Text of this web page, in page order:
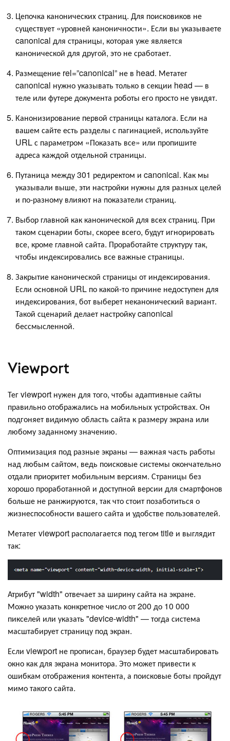
Цепочка канонических страниц. Для поисковиков не
существует «уровней каноничности». Если вы указываете
canonical для страницы, которая уже является
канонической для другой, это не сработает.
Размещение rel=”canonical” не в head. Метатег
canonical нужно указывать только в секции head — в
теле или футере документа роботы его просто не увидят.
Канонизирование первой страницы каталога. Если на
вашем сайте есть разделы с пагинацией, используйте
URL с параметром «Показать все» или пропишите
адреса каждой отдельной страницы.
Путаница между 301 редиректом и canonical. Как мы
указывали выше, эти настройки нужны для разных целей
и по-разному влияют на показатели страниц.
Выбор главной как канонической для всех страниц. При
таком сценарии боты, скорее всего, будут игнорировать
все, кроме главной сайта. Проработайте структуру так,
чтобы индексировались все важные страницы.
Закрытие канонической страницы от индексирования.
Если основной URL по какой-то причине недоступен для
индексирования, бот выберет неканонический вариант.
Такой сценарий делает настройку canonical
бессмысленной.
Viewport
Тег viewport нужен для того, чтобы адаптивные сайты
правильно отображались на мобильных устройствах. Он
подгоняет видимую область сайта к размеру экрана или
любому заданному значению.
Оптимизация под разные экраны — важная часть работы
над любым сайтом, ведь поисковые системы окончательно
отдали приоритет мобильным версиям. Страницы без
хорошо проработанной и доступной версии для смартфонов
больше не ранжируются, так что стоит позаботиться о
жизнеспособности вашего сайта и удобстве пользователей.
Метатег viewport располагается под тегом title и выглядит
так:
Атрибут "width" отвечает за ширину сайта на экране.
Можно указать конкретное число от 200 до 10 000
пикселей или указать "device-width" — тогда система
масштабирует страницу под экран.
Если viewport не прописан, браузер будет масштабировать
окно как для экрана монитора. Это может привести к
ошибкам отображения контента, а поисковые боты пройдут
мимо такого сайта.